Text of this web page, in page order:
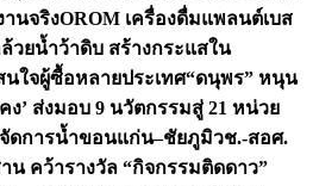
านจริงOROM เครื่องดื่มแพลนต์เบส
ยน้ำว้าดิบ สร้างกระแสใน
นใจผู้ซื้อหลายประเทศ“ดนุพร” หนุน
’ ส่งมอบ 9 นวัตกรรมสู่ 21 หน่วย
ดการน้ำขอนแก่น–ชัยภูมิวช.-สอศ.
คว้ารางวัล “กิจกรรมติดดาว”